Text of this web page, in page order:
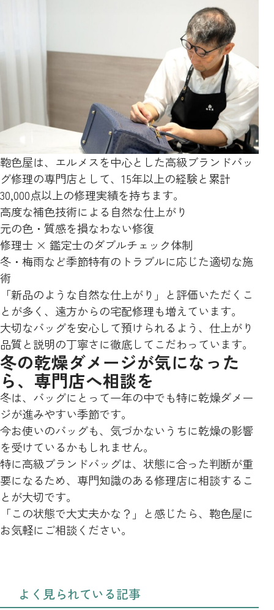
鞄色屋は、エルメスを中心とした高級ブランドバッ
グ修理の専門店として、15年以上の経験と累計
30,000点以上の修理実績を持ちます。
高度な補色技術による自然な仕上がり
元の色・質感を損なわない修復
修理士 × 鑑定士のダブルチェック体制
冬・梅雨など季節特有のトラブルに応じた適切な施
術
「新品のような自然な仕上がり」と評価いただくこ
とが多く、遠方からの宅配修理も増えています。
大切なバッグを安心して預けられるよう、仕上がり
品質と説明の丁寧さに徹底してこだわっています。
冬の乾燥ダメージが気になった
ら、専門店へ相談を
冬は、バッグにとって一年の中でも特に乾燥ダメー
ジが進みやすい季節です。
今お使いのバッグも、気づかないうちに乾燥の影響
を受けているかもしれません。
特に高級ブランドバッグは、状態に合った判断が重
要になるため、専門知識のある修理店に相談するこ
とが大切です。
「この状態で大丈夫かな？」と感じたら、鞄色屋に
お気軽にご相談ください。
よく見られている記事